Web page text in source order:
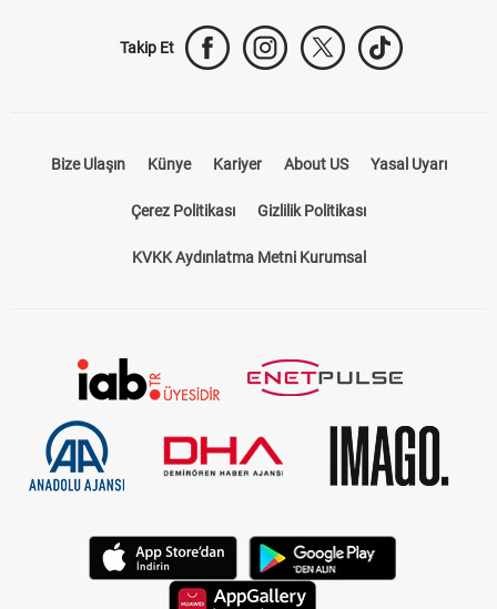
Takip Et
Bize Ulaşın Künye Kariyer About US Yasal Uyarı
Çerez Politikası Gizlilik Politikası
KVKK Aydınlatma Metni Kurumsal